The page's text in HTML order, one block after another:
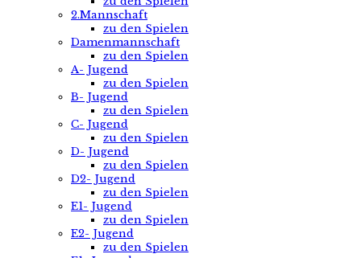
2.Mannschaft
zu den Spielen
Damenmannschaft
zu den Spielen
A- Jugend
zu den Spielen
B- Jugend
zu den Spielen
C- Jugend
zu den Spielen
D- Jugend
zu den Spielen
D2- Jugend
zu den Spielen
E1- Jugend
zu den Spielen
E2- Jugend
zu den Spielen